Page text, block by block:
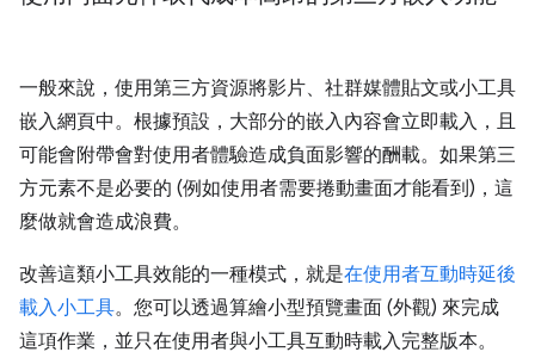
一般來說，使用第三方資源將影片、社群媒體貼文或小工具
嵌入網頁中。根據預設，大部分的嵌入內容會立即載入，且
可能會附帶會對使用者體驗造成負面影響的酬載。如果第三
方元素不是必要的 (例如使用者需要捲動畫面才能看到)，這
麼做就會造成浪費。
改善這類小工具效能的一種模式，就是在使用者互動時延後
載入小工具。您可以透過算繪小型預覽畫面 (外觀) 來完成
這項作業，並只在使用者與小工具互動時載入完整版本。